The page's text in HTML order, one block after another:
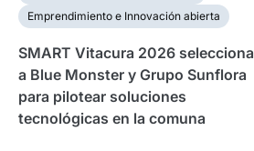
Emprendimiento e Innovación abierta
SMART Vitacura 2026 selecciona
a Blue Monster y Grupo Sunflora
para pilotear soluciones
tecnológicas en la comuna